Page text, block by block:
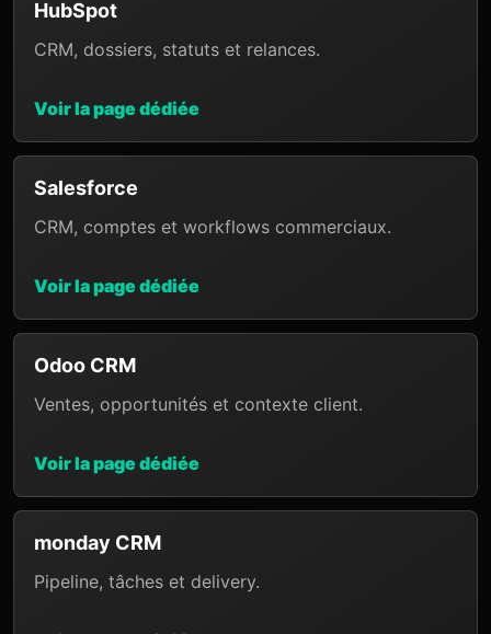
HubSpot
CRM, dossiers, statuts et relances.
Voir la page dédiée
Salesforce
CRM, comptes et workflows commerciaux.
Voir la page dédiée
Odoo CRM
Ventes, opportunités et contexte client.
Voir la page dédiée
monday CRM
Pipeline, tâches et delivery.